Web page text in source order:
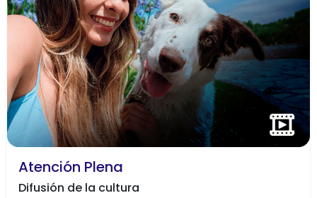
Atención Plena
Difusión de la cultura